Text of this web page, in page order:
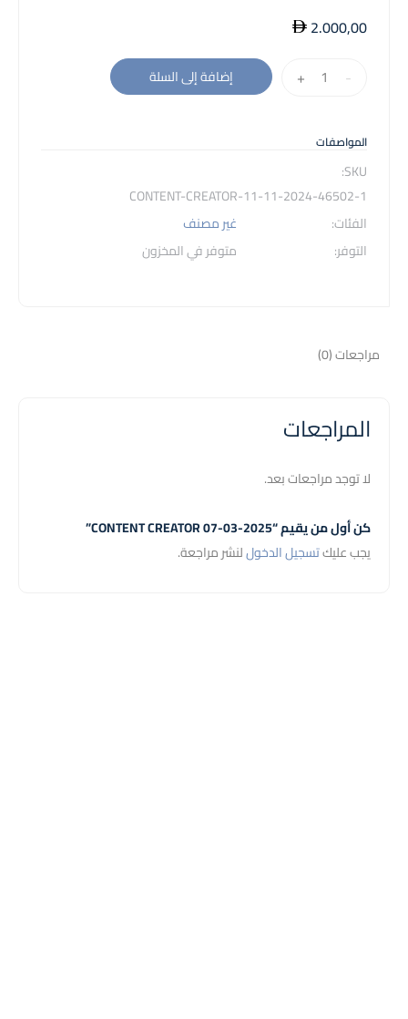
2.000,00
07-
03-
2025
-
+ إضافة إلى السلة
المواصفات
SKU:
46502-1-CONTENT-CREATOR-11-11-2024
الفئات:
غير مصنف
التوفر:
متوفر في المخزون
مراجعات (0)
المراجعات
لا توجد مراجعات بعد.
كن أول من يقيم “CONTENT CREATOR 07-03-2025”
يجب عليكتسجيل الدخوللنشر مراجعة.